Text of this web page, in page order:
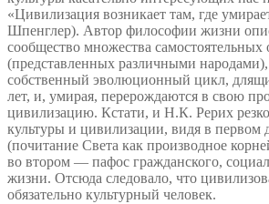
«Цивилизация возникает там, где
Шпенглер). Автор философии жизни
сообщество множества самостоятельных
(представленных различными
собственный эволюционный цикл,
лет, и, умирая, перерождаются в свою
цивилизацию. Кстати, и Н.К. Рерих резко
культуры и цивилизации, видя в первом
(почитание Света как производное
во втором — пафос гражданского,
жизни. Отсюда следовало, что
обязательно культурный человек.